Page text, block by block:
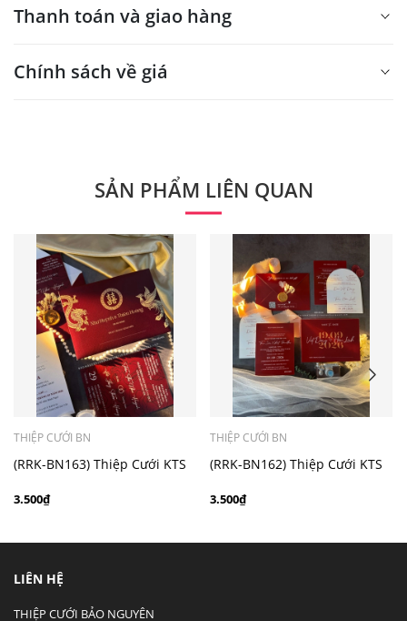
Thanh toán và giao hàng
Chính sách về giá
Quý khách vui lòng liên hệ để có thông tin chính xác.
- Mẫu dưới 3000 giá chưa bao gồm bản đồ, quý khách
có nhu cầu in bản đồ sẽ có mức phí 300 - 500 đồng 1
thiệp tuỳ chất liệu.
SẢN PHẨM LIÊN QUAN
THIỆP CƯỚI BN
(RRK-BN163) Thiệp Cưới KTS
3.500₫
THIỆP CƯỚI BN
(RRK-BN162) Thiệp Cưới KTS
3.500₫
LIÊN HỆ
THIỆP CƯỚI BẢO NGUYÊN